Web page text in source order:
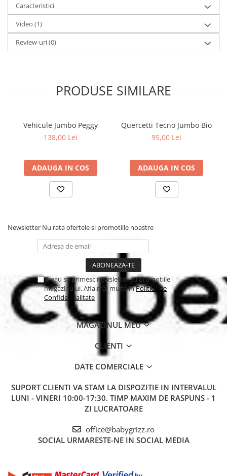
Caracteristici
Video (1)
Review-uri(0)
PRODUSE SIMILARE
Vehicule Jumbo Peggy
138,00 Lei
ADAUGA IN COS
Quercetti Tecno Jumbo Bio
95,00 Lei
ADAUGA IN COS
Newsletter Nu rata ofertele si promotiile noastre
Vreau sa primesc newsletter cu promotiile
magazinului. Afla mai multe inPolitica de
Confidentialitate
MAGAZINUL MEU
CLIENTI
DATE COMERCIALE
SUPORT CLIENTI VA STAM LA DISPOZITIE IN INTERVALUL
LUNI - VINERI 10:00-17:30. TIMP MAXIM DE RASPUNS - 1
ZI LUCRATOARE
office@babygrizz.ro
SOCIAL URMARESTE-NE IN SOCIAL MEDIA